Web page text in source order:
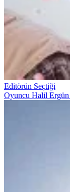
Editörün Seçtiği
Oyuncu Halil Ergün